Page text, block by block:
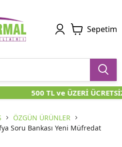
Sepetim
500 TL ve ÜZERİ
ÖZGÜN ÜRÜNLER
Soru Bankası Yeni Müfredat